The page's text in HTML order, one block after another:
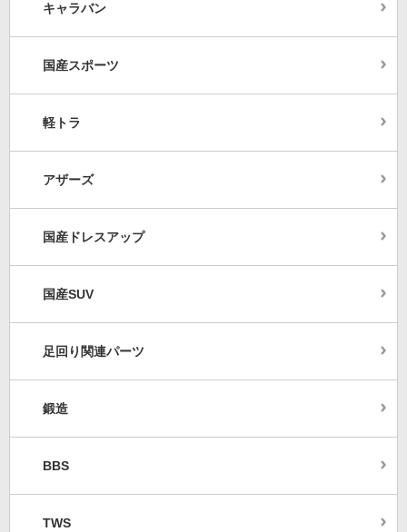
キャラバン
国産スポーツ
軽トラ
アザーズ
国産ドレスアップ
国産SUV
足回り関連パーツ
鍛造
BBS
TWS